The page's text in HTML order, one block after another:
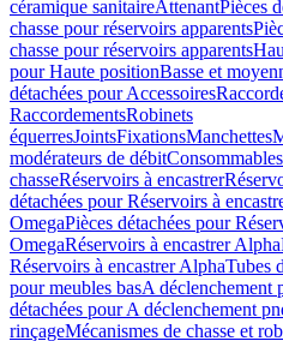
céramique sanitaireAttenantPièces
chasse pour réservoirs apparents
chasse pour réservoirs apparents
pour Haute positionBasse et
détachées pour Accessoires
RaccordementsRobinets
équerresJointsFixationsManchettes
modérateurs de débitConsommables
chasseRéservoirs à encastrer
détachées pour Réservoirs à
OmegaPièces détachées pour
OmegaRéservoirs à encastrer Alpha
Réservoirs à encastrer AlphaTubes
pour meubles basA déclenchement
détachées pour A déclenchement
rinçageMécanismes de chasse et